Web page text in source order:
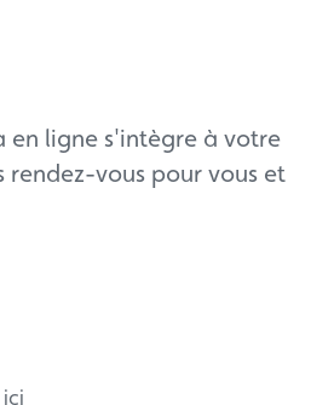
en ligne s'intègre à votre
vous pour vous et
ici